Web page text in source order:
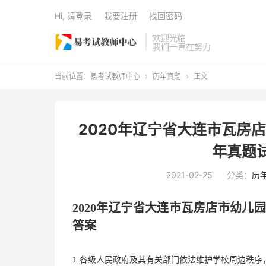
欢迎光临
我们一直在努力
Hi, 请登录 我要注册 找回密码
当前位置： 易考试教师中心  历年真题  正文
2020年辽宁省大连市瓦房
年真题
2021-02-25 分类： 历
2020年辽宁省大连市瓦房店市幼儿
答案
1.各级人民政府及其有关部门依法维护学校周边秩